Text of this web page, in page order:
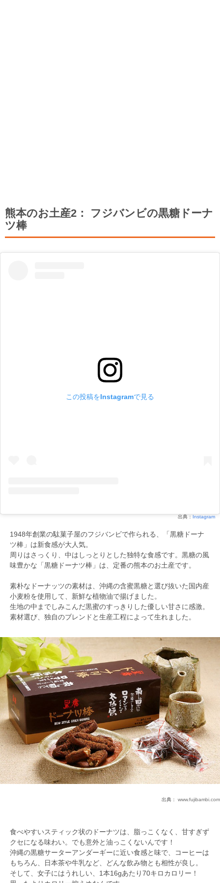
熊本のお土産2： フジバンビの黒糖ドーナ
ツ棒
この投稿をInstagramで見る
出典： Instagram
1948年創業の駄菓子屋のフジバンビで作られる、「黒糖ドーナ
ツ棒」は新食感が大人気。
周りはさっくり、中はしっとりとした独特な食感です。黒糖の風
味豊かな「黒糖ドーナツ棒」は、定番の熊本のお土産です。
素朴なドーナッツの素材は、沖縄の含蜜黒糖と選び抜いた国内産
小麦粉を使用して、新鮮な植物油で揚げました。
生地の中までしみこんだ黒蜜のすっきりした優しい甘さに感激。
素材選び、独自のブレンドと生産工程によって生れました。
出典： www.fujibambi.com
食べやすいスティック状のドーナツは、脂っこくなく、甘すぎず
クセになる味わい。でも意外と油っこくないんです！
沖縄の黒糖サーターアンダーギーに近い食感と味で、コーヒーは
もちろん、日本茶や牛乳など、どんな飲み物とも相性が良し。
そして、女子にはうれしい、1本16gあたり70キロカロリー！